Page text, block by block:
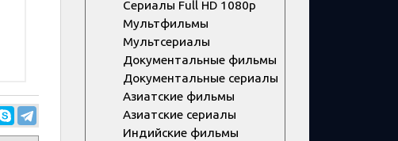
Сериалы Full HD 1080p
Мультфильмы
Мультсериалы
Документальные фильмы
Документальные сериалы
Азиатские фильмы
Азиатские сериалы
Индийские фильмы